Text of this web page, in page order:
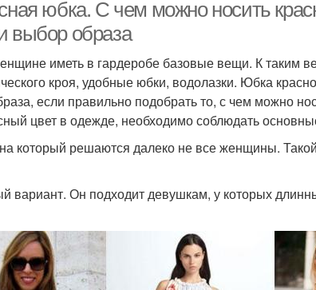
юбка. С чем можно носить
выбор образа
иметь в гардеробе базовые вещи. К таким
кроя, удобные юбки, водолазки. Юбка
если правильно подобрать то, с чем можно
цвет в одежде, необходимо соблюдать
который решаются далеко не все женщины.
вариант. Он подходит девушкам, у которых